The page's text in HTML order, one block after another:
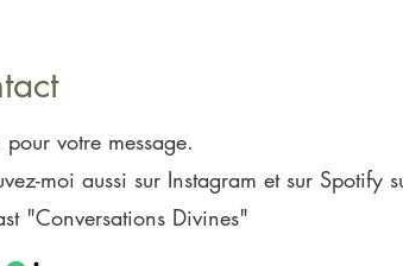
votre message.
moi aussi sur Instagram et sur Spotify
"Conversations Divines"